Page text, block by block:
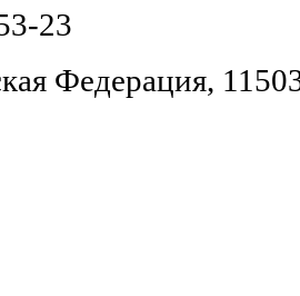
23
Федерация,